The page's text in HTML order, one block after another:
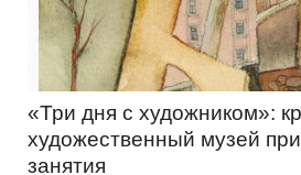
«Три дня с художником»:
художественный музей
занятия